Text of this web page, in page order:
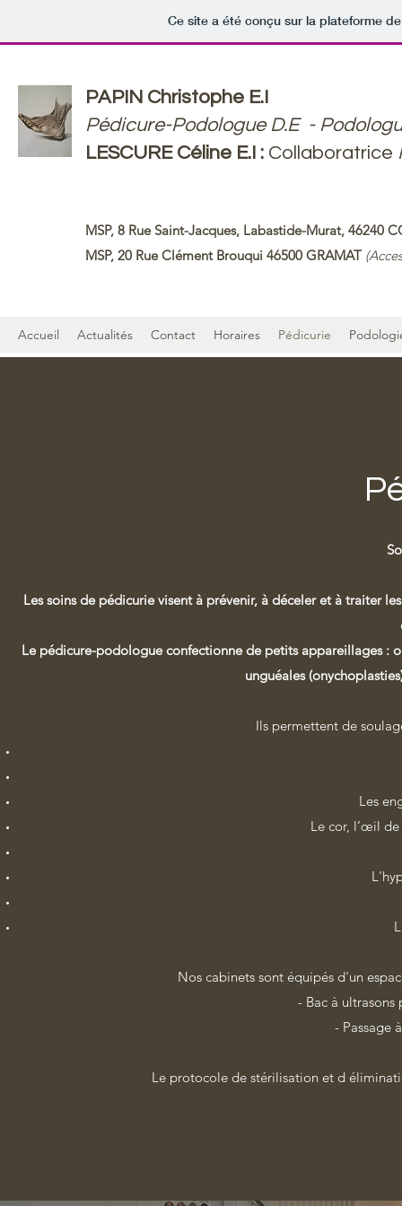
Ce site a été conçu sur la plateforme
PAPIN Christophe E.I
Pédicure-Podologue D.E -
LESCURE Céline E.I : Collaboratrice
MSP, 8 Rue Saint-Jacques, Labastide-Murat, 46240
MSP, 20 Rue Clément Brouqui 46500 GRAMAT
Accueil Actualités Contact Horaires Pédicurie
Les soins de pédicurie visent à prévenir, à déceler et à traiter
Le pédicure-podologue confectionne de petits appareillages :
unguéales
Ils permettent de
Les
Le cor, l’œil
Nos cabinets sont équipés d'un
- Bac à
- Passage
Le protocole de stérilisation et d